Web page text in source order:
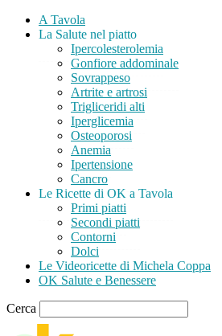
A Tavola
La Salute nel piatto
Ipercolesterolemia
Gonfiore addominale
Sovrappeso
Artrite e artrosi
Trigliceridi alti
Iperglicemia
Osteoporosi
Anemia
Ipertensione
Cancro
Le Ricette di OK a Tavola
Primi piatti
Secondi piatti
Contorni
Dolci
Le Videoricette di Michela Coppa
OK Salute e Benessere
Cerca